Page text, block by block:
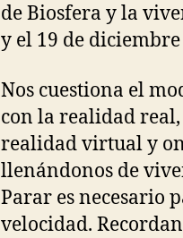
de Biosfera y la
y el 19 de
Nos cuestiona el
con la realidad
realidad virtual y
llenándonos de
Parar es necesario
velocidad.